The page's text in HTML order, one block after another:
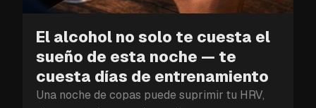
El alcohol no solo te cuesta el
sueño de esta noche — te
cuesta días de entrenamiento
Una noche de copas puede suprimir tu HRV,